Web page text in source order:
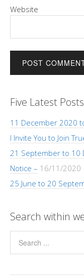
Website
Five Latest
11 December 2020
I Invite You to Join
21 September to 10
Notice – 16/11/2020
25 June to 20
Search within